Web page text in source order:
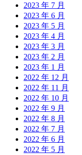
2023 年 7 月
2023 年 6 月
2023 年 5 月
2023 年 4 月
2023 年 3 月
2023 年 2 月
2023 年 1 月
2022 年 12 月
2022 年 11 月
2022 年 10 月
2022 年 9 月
2022 年 8 月
2022 年 7 月
2022 年 6 月
2022 年 5 月